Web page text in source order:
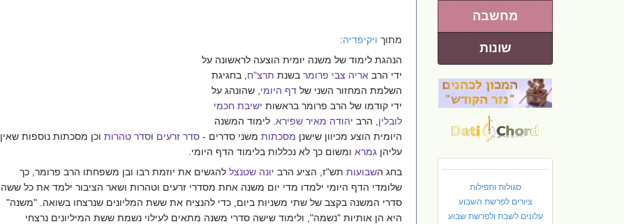
מחשבה
שונות
סגולות ותפילות
ציורים לפרשת השבוע
עלונים לשבת ולפרשת שבוע
מתוך ויקיפדיה:
הנהגת לימוד של משנה יומית הוצעה לראשונה על
ידי הרב אריה צבי פרומר בשנת תרצ"ח , בחגיגת
השלמת המחזור השני של דף היומי , שהונהג על
ידי קודמו של הרב פרומר בראשות ישיבת חכמי
לובלין , הרב יהודה מאיר שפירא . לימוד המשנה
היומית הוצע מכיוון שישנן מסכתות משני סדרים - סדר זרעים וסדר טהרות וכן מסכתות נוספות שאין
עליהן גמרא ומשום כך לא נכללות בלימוד הדף היומי.
בחג השבועות תש"ז, הציע הרב יונה שטנצל להגשים את יוזמת רבו ובן משפחתו הרב פרומר, כך
שלומדי הדף היומי ילמדו מדי יום משנה אחת מסדרי זרעים וטהרות ושאר הציבור ילמד את כל ששה
סדרי המשנה בקצב של שתי משניות ביום, כדי להנציח את ששת המליונים שנרצחו בשואה. "משנה"
היא הן אותיות "נשמה", ולימוד שישה סדרי משנה מתאים לעילוי נשמת ששת המיליונים נרצחי